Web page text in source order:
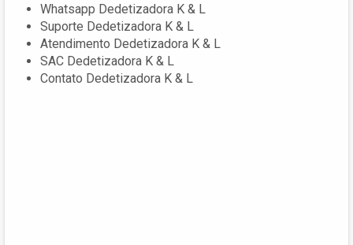
Whatsapp Dedetizadora K & L
Suporte Dedetizadora K & L
Atendimento Dedetizadora K & L
SAC Dedetizadora K & L
Contato Dedetizadora K & L